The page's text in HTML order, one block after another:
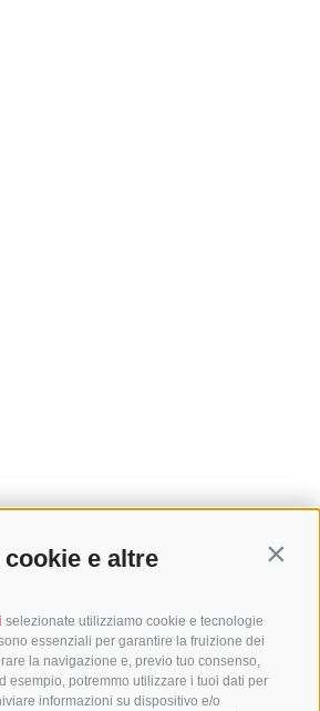
e altre
selezionate utilizziamo cookie e tecnologie
essenziali per garantire la fruizione dei
la navigazione e, previo tuo consenso,
esempio, potremmo utilizzare i tuoi dati per
informazioni su dispositivo e/o